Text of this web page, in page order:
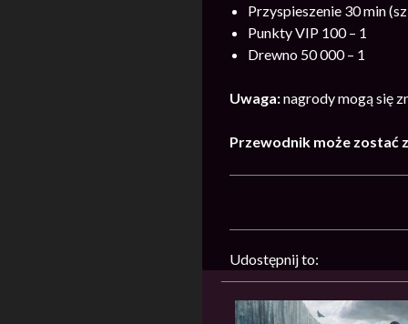
Przyspieszenie 30 min
Punkty VIP 100 – 1
Drewno 50 000 – 1
Uwaga:nagrody mogą się
Przewodnik może zostać
Udostępnij to: